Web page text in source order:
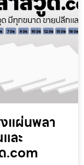
แผ่นพลา
ละ
.com